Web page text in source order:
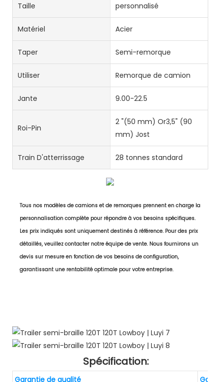
Taille personnalisé
Matériel Acier
Taper Semi-remorque
Utiliser Remorque de camion
Jante 9.00-22.5
Roi-Pin
2 "(50 mm) Or3,5" (90
mm) Jost
Train D'atterrissage 28 tonnes standard
Tous nos modèles de camions et de remorques prennent en charge la
personnalisation complète pour répondre à vos besoins spécifiques.
Les prix indiqués sont uniquement destinés à référence. Pour des prix
détaillés, veuillez contacter notre équipe de vente. Nous fournirons un
devis sur mesure en fonction de vos besoins de configuration,
garantissant une rentabilité optimale pour votre entreprise.
Spécification:
Garantie de qualité